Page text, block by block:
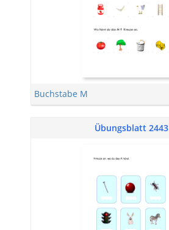
Buchstabe M
Übungsblatt 2443